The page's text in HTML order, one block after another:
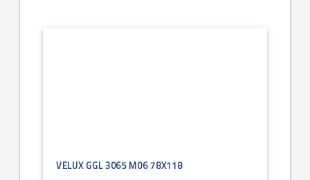
VELUX GGL 3065 M06 78X118